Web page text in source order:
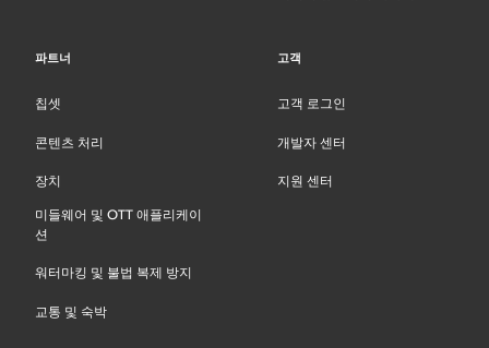
파트너
칩셋
콘텐츠 처리
장치
미들웨어 및 OTT 애플리케이
션
워터마킹 및 불법 복제 방지
교통 및 숙박
고객
고객 로그인
개발자 센터
지원 센터